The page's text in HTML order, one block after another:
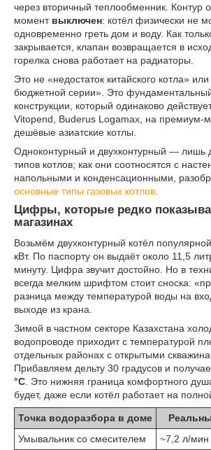
через вторичный теплообменник. Контур
момент выключен: котёл физически не
одновременно греть дом и воду. Как
закрывается, клапан возвращается в
горелка снова работает на радиаторы.
Это не «недостаток китайского котла»
бюджетной серии». Это
конструкции, который одинаково
Vitopend, Buderus Logamax, на премиум-
дешёвые азиатские котлы.
Одноконтурный и двухконтурный — лишь
типов котлов; как они соотносятся с
напольными и конденсационными,
основные типы газовых котлов
Цифры, которые редко
магазинах
Возьмём двухконтурный котёл
кВт. По паспорту он выдаёт около 11,5
минуту. Цифра звучит достойно. Но в
всегда мелким шрифтом стоит сноска:
разница между температурой воды на
выходе из крана.
Зимой в частном секторе Казахстана
водопроводе приходит с температурой
отдельных районах с открытыми
Прибавляем дельту 30 градусов и
°C. Это нижняя граница комфортного
будет, даже если котёл работает на
Точка водоразбора в доме
Умывальник со смесителем
~7,2 л/мин